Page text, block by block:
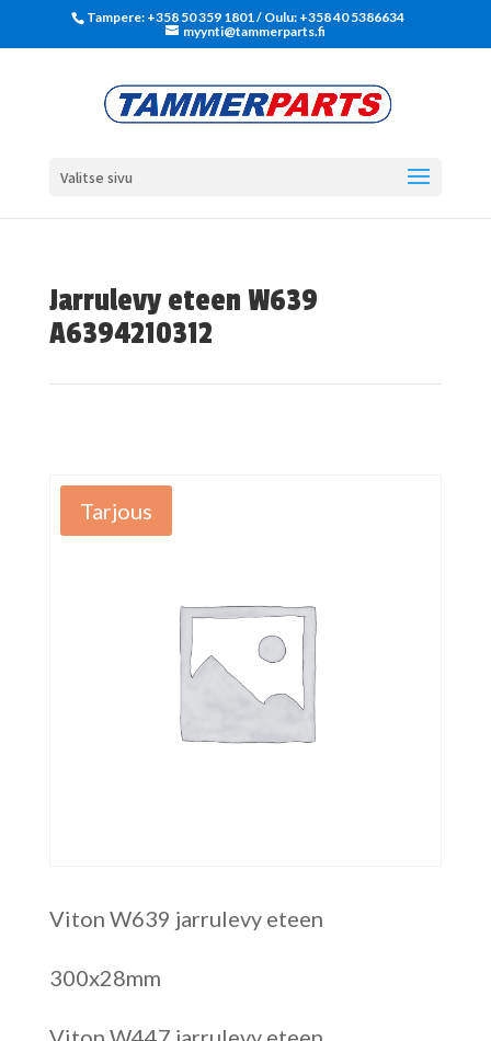
Tampere: +358 50 359 1801‬ / Oulu: +358 40 5386634
myynti@tammerparts.fi
Valitse sivu
Jarrulevy eteen W639
A6394210312
Tarjous
Viton W639 jarrulevy eteen
300x28mm